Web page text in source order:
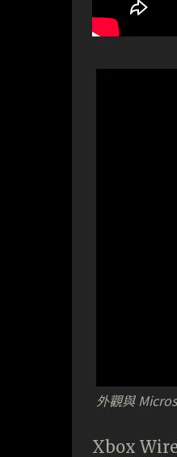
外觀與
Xbox